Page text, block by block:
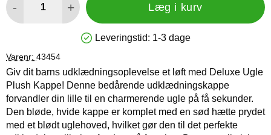
- + Læg i kurv
Produkttilgængelighed: På lager
Leveringstid: 1-3 dage
Varenr: 43454
Giv dit barns udklædningsoplevelse et løft med Deluxe Ugle
Plush Kappe! Denne bedårende udklædningskappe
forvandler din lille til en charmerende ugle på få sekunder.
Den bløde, hvide kappe er komplet med en sød hætte prydet
med et blødt uglehoved, hvilket gør den til det perfekte